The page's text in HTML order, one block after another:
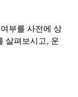
부를 사전에 상
살펴보시고, 운